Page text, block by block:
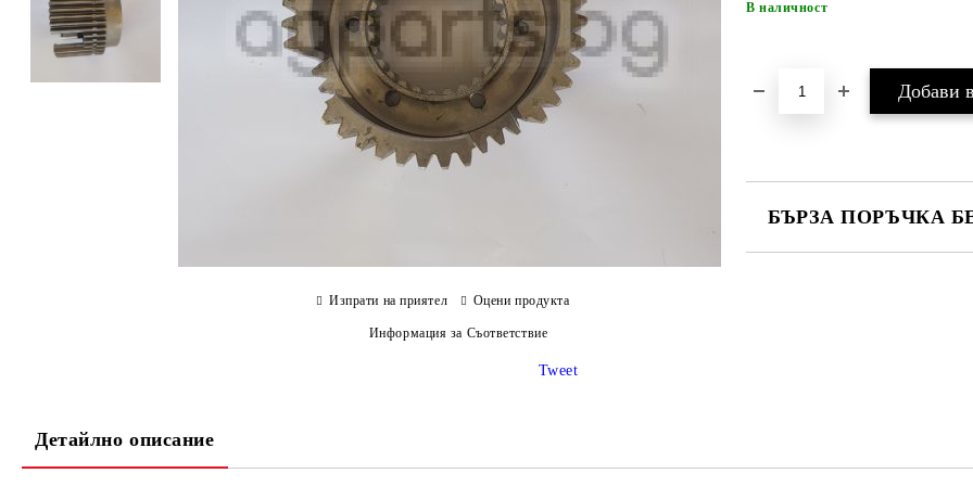
В наличност
БЪРЗА ПОРЪЧКА
Изпрати на приятел Оцени продукта
Информация за Съответствие
Tweet
Детайлно описание